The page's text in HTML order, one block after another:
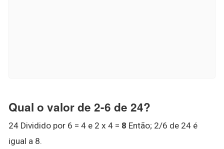
Qual o valor de 2-6 de 24?
24 Dividido por 6 = 4 e 2 x 4 = 8 Então; 2/6 de 24 é
igual a 8.